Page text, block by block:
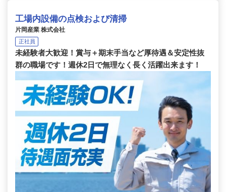
工場内設備の点検および清掃
片岡産業 株式会社
正社員
未経験者大歓迎！賞与＋期末手当など厚待遇＆安定性抜
群の職場です！週休2日で無理なく長く活躍出来ます！